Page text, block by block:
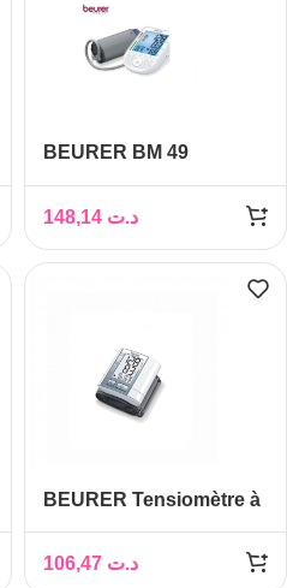
BEURER BM 49
د.ت
BEURER Tensiomètre à
د.ت